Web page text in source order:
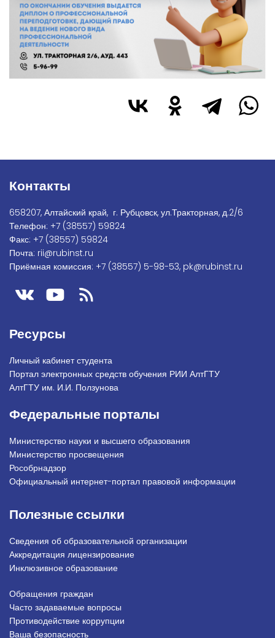
Контакты
658207, Алтайский край, г. Рубцовск, ул.Тракторная, д.2/6
Телефон: +7 (38557) 59824
Факс: +7 (38557) 59824
Почта: rii@rubinst.ru
Приёмная комиссия: +7 (38557) 5-98-53, pk@rubinst.ru
Ресурсы
Личный кабинет студента
Портал электронных средств обучения РИИ АлтГТУ
АлтГТУ им. И.И. Ползунова
Федеральные порталы
Министерство науки и высшего образования
Министерство просвещения
Рособрнадзор
Официальный интернет-портал правовой информации
Полезные ссылки
Сведения об образовательной организации
Аккредитация лицензирование
Инклюзивное образование
Подвал_право
Обращения граждан
Часто задаваемые вопросы
Противодействие коррупции
Ваша безопасность